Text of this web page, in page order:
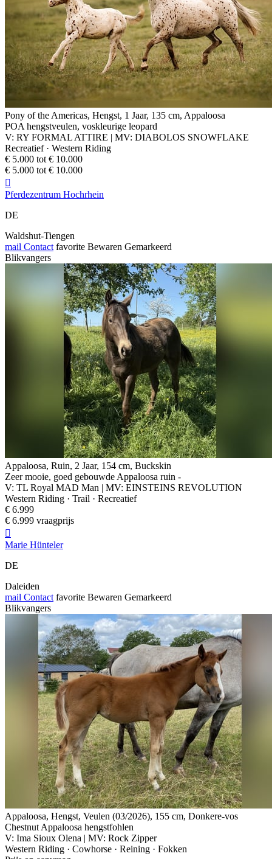
Pony of the Americas, Hengst, 1 Jaar, 135 cm, Appaloosa
POA hengstveulen, voskleurige leopard
V: RY FORMAL ATTIRE | MV: DIABOLOS SNOWFLAKE
Recreatief · Western Riding
€ 5.000 tot € 10.000
€ 5.000 tot € 10.000

Pferdezentrum Hochrhein
DE
Waldshut-Tiengen
mail Contact favorite Bewaren Gemarkeerd
Blikvangers
Appaloosa, Ruin, 2 Jaar, 154 cm, Buckskin
Zeer mooie, goed gebouwde Appaloosa ruin -
V: TL Royal MAD Man | MV: EINSTEINS REVOLUTION
Western Riding · Trail · Recreatief
€ 6.999
€ 6.999 vraagprijs

Marie Hünteler
DE
Daleiden
mail Contact favorite Bewaren Gemarkeerd
Blikvangers
Appaloosa, Hengst, Veulen (03/2026), 155 cm, Donkere-vos
Chestnut Appaloosa hengstfohlen
V: Ima Sioux Olena | MV: Rock Zipper
Western Riding · Cowhorse · Reining · Fokken